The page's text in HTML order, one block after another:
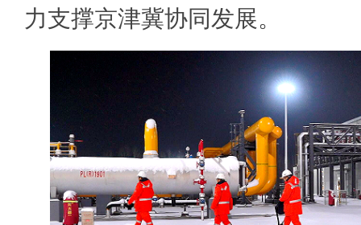
力支撑京津冀协同发展。